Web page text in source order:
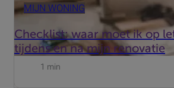
MIJN WONING
Checklist: waar moet ik op
tijdens en na mijn renovatie
1 min